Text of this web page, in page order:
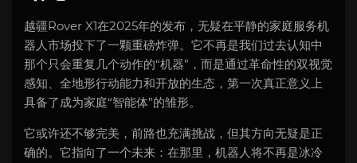
越疆Rover X1在2025年的发布，无疑在平静的家庭服务机
器人市场投下了一颗重磅炸弹。它不再是我们过去认知中
那个只会重复几个动作的“机器”，而是通过革命性的双视觉
感知、全地形行动能力和开放的生态，第一次真正意义上
具备了成为家庭“智能体”的雏形。
它或许还不够完美，前路也充满挑战，但其方向无疑是正
确的。它指向了一个未来：在那里，机器人将不再是冰冷